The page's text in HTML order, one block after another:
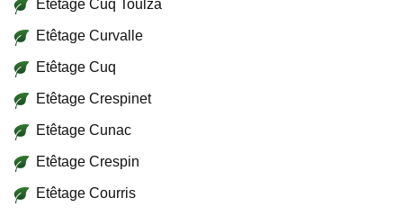
Etêtage Cuq Toulza
Etêtage Curvalle
Etêtage Cuq
Etêtage Crespinet
Etêtage Cunac
Etêtage Crespin
Etêtage Courris